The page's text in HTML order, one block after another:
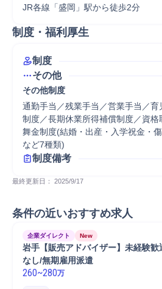
JR各線「盛岡」駅から徒歩2分
制度・福利厚生
制度
その他
その他制度
通勤手当／残業手当／営業手当／
制度／長期休業所得補償制度／資
舞金制度(結婚・出産・入学祝金・
など7種類)
制度備考
最終更新日： 2025/9/17
条件の近いおすすめ求人
企業ダイレクト New
岩手【販売アドバイザー】未経験
なし/無期雇用派遣
260~280万